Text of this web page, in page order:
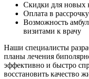
Скидки для новых
Оплата в
Возможность
визитами к врачу
Наши специалисты
планы лечения
эффективно и быстро
восстановить качество